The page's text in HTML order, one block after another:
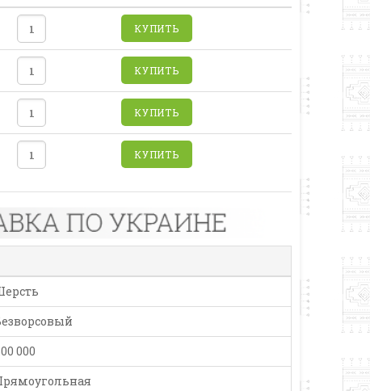
КУПИТЬ
КУПИТЬ
КУПИТЬ
КУПИТЬ
000